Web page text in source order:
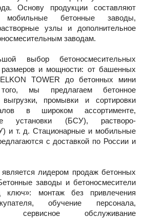
Основу продукции составляют
бетонные заводы,
узлы и дополнительное
заводам.
выбор бетоносмесительных
и мощности: от башенных
TOWER до бетонных мини
мы предлагаем бетонное
промывки и сортировки
в широком ассортименте,
установки (БСУ), растворо-
и т. д. Стационарные и мобильные
с доставкой по России и
лидером продаж бетонных
заводы и бетоносмесители
ключ»: монтаж без привлечения
обучение персонала,
сервисное обслуживание